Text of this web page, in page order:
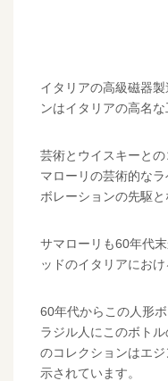
イタリアの高級磁器
ンはイタリアの高名
芸術とウイスキーと
マローリの芸術的な
ボレーションの先駆と
サマローリも60年代
ッドのイタリアにお
60年代からこの人形
ラジル人にこのボト
のコレクションはエ
示されています。